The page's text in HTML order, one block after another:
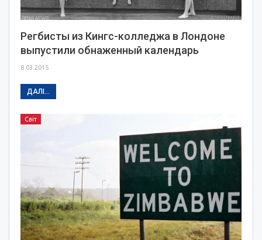
Регбисты из Кингс-колледжа в Лондоне
выпустили обнаженный календарь
8.03.2015
ДАЛІ...
Світ